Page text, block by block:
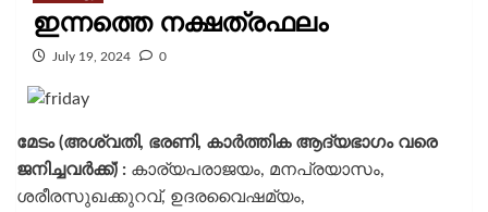
ഇന്നത്തെ നക്ഷത്രഫലം
July 19, 2024 0
മേടം (അശ്വതി, ഭരണി, കാർത്തിക ആദ്യഭാഗം വരെ
ജനിച്ചവർക്ക്) : കാര്യപരാജയം, മനപ്രയാസം,
ശരീരസുഖക്കുറവ്, ഉദരവൈഷമ്യം,